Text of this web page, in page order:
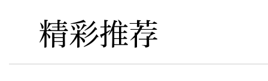
精彩推荐